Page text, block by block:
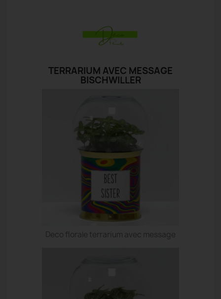
TERRARIUM AVEC MESSAGE
BISCHWILLER
Deco florale terrarium avec message